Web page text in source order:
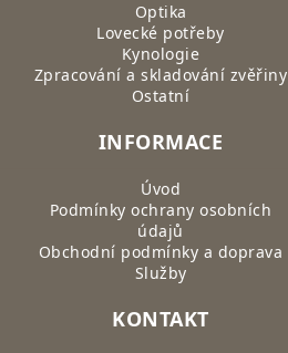
Optika
Lovecké potřeby
Kynologie
Zpracování a skladování zvěřiny
Ostatní
INFORMACE
Úvod
Podmínky ochrany osobních
údajů
Obchodní podmínky a doprava
Služby
KONTAKT